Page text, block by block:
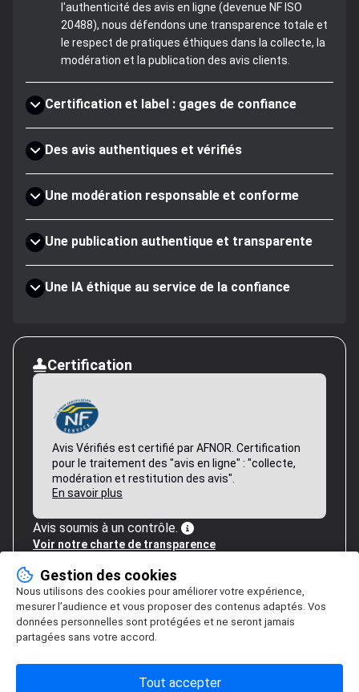
l'authenticité des avis en ligne (devenue NF ISO
20488), nous défendons une transparence totale et
le respect de pratiques éthiques dans la collecte, la
modération et la publication des avis clients.
Certification et label : gages de confiance
Des avis authentiques et vérifiés
Une modération responsable et conforme
Une publication authentique et transparente
Une IA éthique au service de la confiance
Certification
Avis Vérifiés est certifié par AFNOR. Certification
pour le traitement des "avis en ligne" : "collecte,
modération et restitution des avis".
En savoir plus
Avis soumis à un contrôle.
Voir notre charte de transparence
Gestion des cookies
Nous utilisons des cookies pour améliorer votre expérience,
mesurer l’audience et vous proposer des contenus adaptés. Vos
données personnelles sont protégées et ne seront jamais
partagées sans votre accord.
Tout accepter